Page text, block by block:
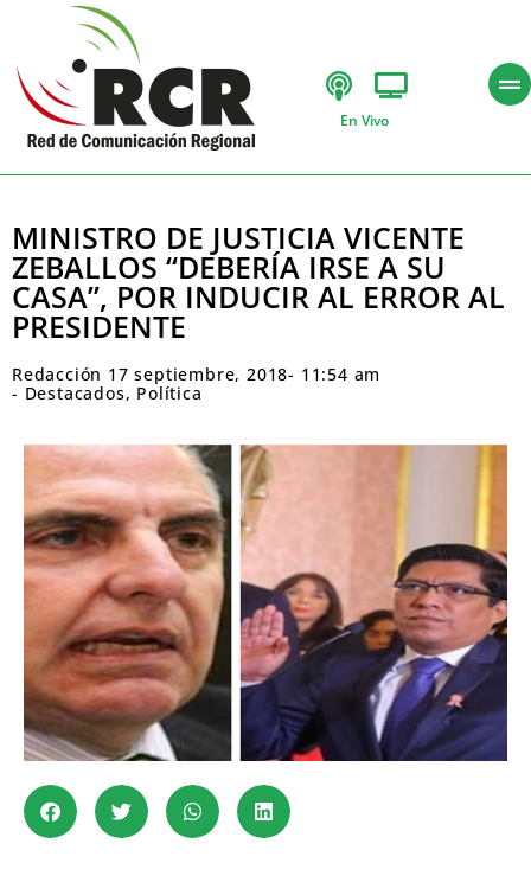
En Vivo
MINISTRO DE JUSTICIA VICENTE
ZEBALLOS “DEBERÍA IRSE A SU
CASA”, POR INDUCIR AL ERROR AL
PRESIDENTE
Redacción 17 septiembre, 2018- 11:54 am
- Destacados, Política